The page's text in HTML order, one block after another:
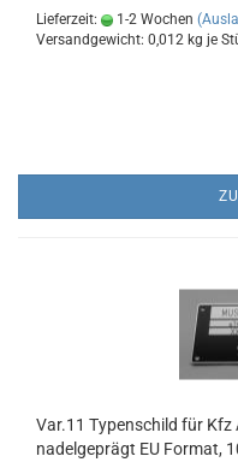
Lieferzeit: 1-2 Wochen
Versandgewicht: 0,012 kg je
Var.11 Typenschild für
nadelgeprägt EU Format,